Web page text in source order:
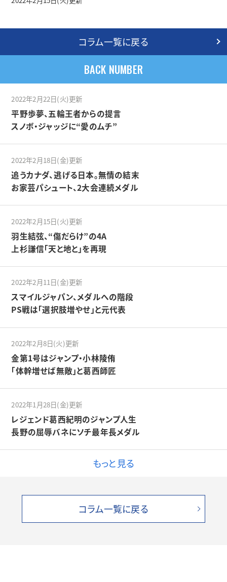
コラム一覧に戻る
BACK NUMBER
2022年2月22日(火)更新
平野歩夢、五輪王者からの提言
スノボ・ジャッジに“愛のムチ”
2022年2月18日(金)更新
追うカナダ、逃げる日本。無情の結末
お家芸パシュート、2大会連続メダル
2022年2月15日(火)更新
羽生結弦、“傷だらけ”の4A
上杉謙信「天と地と」を再現
2022年2月11日(金)更新
スマイルジャパン、メダルへの階段
PS戦は「選択肢増やせ」と元代表
2022年2月8日(火)更新
金第1号はジャンプ・小林陵侑
「体幹増せば無敵」と葛西師匠
2022年1月28日(金)更新
レジェンド葛西紀明のジャンプ人生
長野の屈辱バネにソチ最年長メダル
もっと見る
コラム一覧に戻る